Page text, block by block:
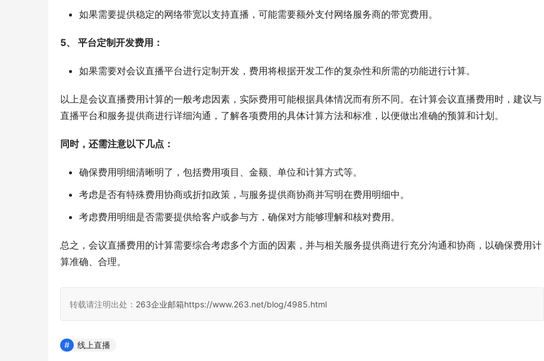
如果需要提供稳定的网络带宽以支持直播，可能需要额外支付网络服务商的带宽费用。
5、 平台定制开发费用：
如果需要对会议直播平台进行定制开发，费用将根据开发工作的复杂性和所需的功能进行计算。
以上是会议直播费用计算的一般考虑因素，实际费用可能根据具体情况而有所不同。在计算会议直播费用时，建议与
直播平台和服务提供商进行详细沟通，了解各项费用的具体计算方法和标准，以便做出准确的预算和计划。
同时，还需注意以下几点：
确保费用明细清晰明了，包括费用项目、金额、单位和计算方式等。
考虑是否有特殊费用协商或折扣政策，与服务提供商协商并写明在费用明细中。
考虑费用明细是否需要提供给客户或参与方，确保对方能够理解和核对费用。
总之，会议直播费用的计算需要综合考虑多个方面的因素，并与相关服务提供商进行充分沟通和协商，以确保费用计
算准确、合理。
转载请注明出处： 263企业邮箱https://www.263.net/blog/4985.html
线上直播